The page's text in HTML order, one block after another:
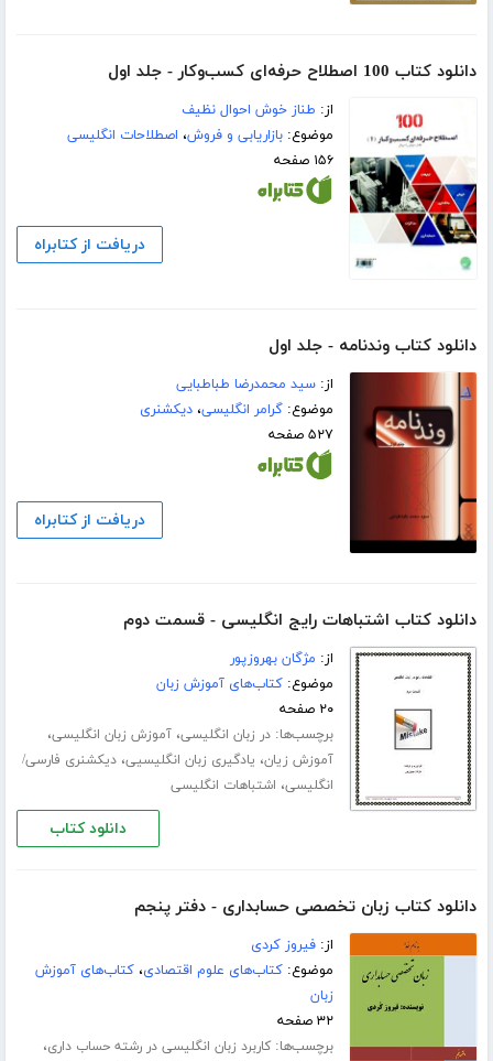
دانلود کتاب 100 اصطلاح حرفه‌ای کسب‌و‌کار - جلد اول
از: طناز خوش احوال نظیف
موضوع:بازاریابی و فروش، اصطلاحات انگلیسی
۱۵۶ صفحه
دریافت از کتابراه
دانلود کتاب وندنامه - جلد اول
از:سید محمدرضا طباطبایی
موضوع:گرامر انگلیسی،دیکشنری
۵۲۷ صفحه
دریافت از کتابراه
دانلود کتاب اشتباهات رایج انگلیسی - قسمت دوم
از: مژگان بهروزپور
موضوع:کتاب‌های آموزش زبان
۲۰ صفحه
برچسب‌ها:در زبان انگلیسی،آموزش زبان انگلیسی،
آموزش زیان، یادگیری زبان انگلیسیی،دیکشنری فارسی/
انگلیسی، اشتباهات انگلیسی
دانلود کتاب
دانلود کتاب زبان تخصصی حسابداری - دفتر پنجم
از:فیروز کردی
موضوع:کتاب‌های علوم اقتصادی،کتاب‌های آموزش
زبان
۳۲ صفحه
برچسب‌ها:کاربرد زبان انگلیسی در رشته حساب داری،